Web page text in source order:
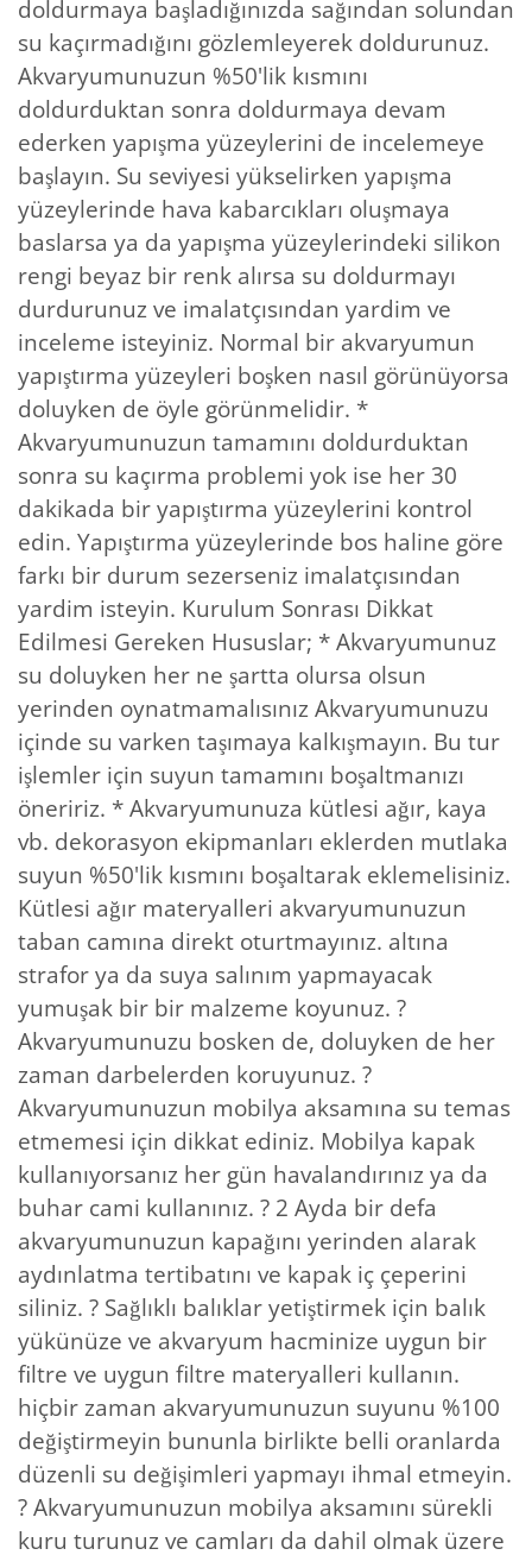
doldurmaya başladığınızda sağından solundan
su kaçırmadığını gözlemleyerek doldurunuz.
Akvaryumunuzun %50'lik kısmını
doldurduktan sonra doldurmaya devam
ederken yapışma yüzeylerini de incelemeye
başlayın. Su seviyesi yükselirken yapışma
yüzeylerinde hava kabarcıkları oluşmaya
baslarsa ya da yapışma yüzeylerindeki silikon
rengi beyaz bir renk alırsa su doldurmayı
durdurunuz ve imalatçısından yardim ve
inceleme isteyiniz. Normal bir akvaryumun
yapıştırma yüzeyleri boşken nasıl görünüyorsa
doluyken de öyle görünmelidir. *
Akvaryumunuzun tamamını doldurduktan
sonra su kaçırma problemi yok ise her 30
dakikada bir yapıştırma yüzeylerini kontrol
edin. Yapıştırma yüzeylerinde bos haline göre
farkı bir durum sezerseniz imalatçısından
yardim isteyin. Kurulum Sonrası Dikkat
Edilmesi Gereken Hususlar; * Akvaryumunuz
su doluyken her ne şartta olursa olsun
yerinden oynatmamalısınız Akvaryumunuzu
içinde su varken taşımaya kalkışmayın. Bu tur
işlemler için suyun tamamını boşaltmanızı
öneririz. * Akvaryumunuza kütlesi ağır, kaya
vb. dekorasyon ekipmanları eklerden mutlaka
suyun %50'lik kısmını boşaltarak eklemelisiniz.
Kütlesi ağır materyalleri akvaryumunuzun
taban camına direkt oturtmayınız. altına
strafor ya da suya salınım yapmayacak
yumuşak bir bir malzeme koyunuz. ?
Akvaryumunuzu bosken de, doluyken de her
zaman darbelerden koruyunuz. ?
Akvaryumunuzun mobilya aksamına su temas
etmemesi için dikkat ediniz. Mobilya kapak
kullanıyorsanız her gün havalandırınız ya da
buhar cami kullanınız. ? 2 Ayda bir defa
akvaryumunuzun kapağını yerinden alarak
aydınlatma tertibatını ve kapak iç çeperini
siliniz. ? Sağlıklı balıklar yetiştirmek için balık
yükünüze ve akvaryum hacminize uygun bir
filtre ve uygun filtre materyalleri kullanın.
hiçbir zaman akvaryumunuzun suyunu %100
değiştirmeyin bununla birlikte belli oranlarda
düzenli su değişimleri yapmayı ihmal etmeyin.
? Akvaryumunuzun mobilya aksamını sürekli
kuru turunuz ve camları da dahil olmak üzere